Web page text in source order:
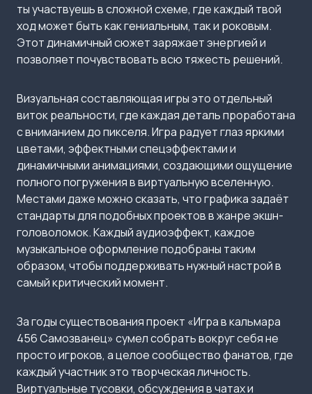
ты участвуешь в сложной схеме, где каждый твой
ход может быть как гениальным, так и роковым.
Этот динамичный сюжет заряжает энергией и
позволяет почувствовать всю тяжесть решений.
Визуальная составляющая игры это отдельный
виток реальности, где каждая деталь проработана
с вниманием до пикселя. Игра радует глаз яркими
цветами, эффектными спецэффектами и
динамичными анимациями, создающими ощущение
полного погружения в виртуальную вселенную.
Местами даже можно сказать, что графика задаёт
стандарты для подобных проектов в жанре экшн-
головоломок. Каждый аудиоэффект, каждое
музыкальное оформление подобраны таким
образом, чтобы поддерживать нужный настрой в
самый критический момент.
За годы существования проект «Игра в кальмара
456 Самозванец» сумел собрать вокруг себя не
просто игроков, а целое сообщество фанатов, где
каждый участник это творческая личность.
Виртуальные тусовки, обсуждения в чатах и